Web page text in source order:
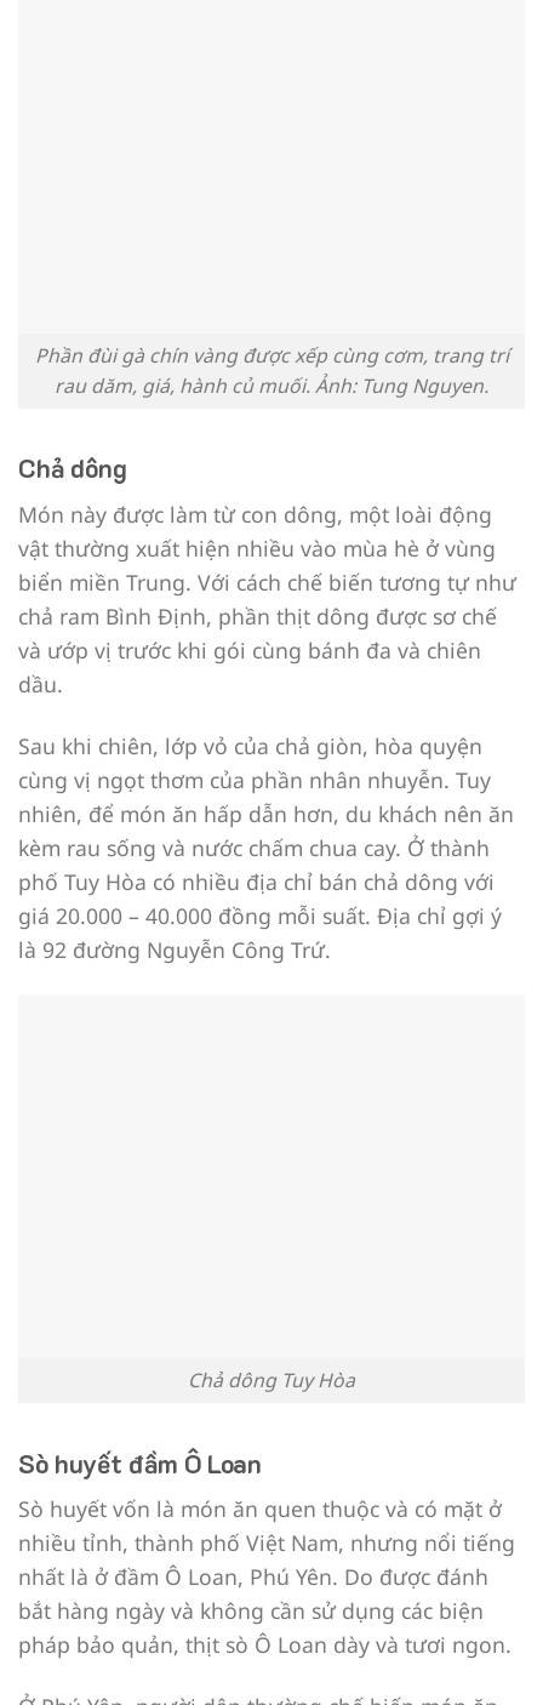
Phần đùi gà chín vàng được xếp cùng cơm, trang trí
rau dăm, giá, hành củ muối. Ảnh: Tung Nguyen.
Chả dông
Món này được làm từ con dông, một loài động
vật thường xuất hiện nhiều vào mùa hè ở vùng
biển miền Trung. Với cách chế biến tương tự như
chả ram Bình Định, phần thịt dông được sơ chế
và ướp vị trước khi gói cùng bánh đa và chiên
dầu.
Sau khi chiên, lớp vỏ của chả giòn, hòa quyện
cùng vị ngọt thơm của phần nhân nhuyễn. Tuy
nhiên, để món ăn hấp dẫn hơn, du khách nên ăn
kèm rau sống và nước chấm chua cay. Ở thành
phố Tuy Hòa có nhiều địa chỉ bán chả dông với
giá 20.000 – 40.000 đồng mỗi suất. Địa chỉ gợi ý
là 92 đường Nguyễn Công Trứ.
Chả dông Tuy Hòa
Sò huyết đầm Ô Loan
Sò huyết vốn là món ăn quen thuộc và có mặt ở
nhiều tỉnh, thành phố Việt Nam, nhưng nổi tiếng
nhất là ở đầm Ô Loan, Phú Yên. Do được đánh
bắt hàng ngày và không cần sử dụng các biện
pháp bảo quản, thịt sò Ô Loan dày và tươi ngon.